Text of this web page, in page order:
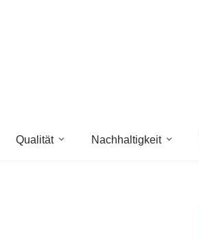
Qualität Nachhaltigkeit